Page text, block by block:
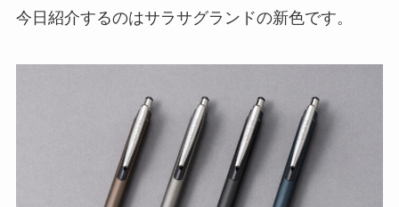
今日紹介するのはサラサグランドの新色です。